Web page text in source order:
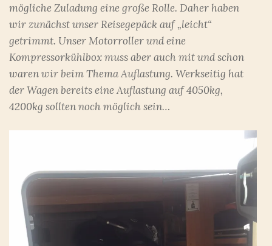
mögliche Zuladung eine große Rolle. Daher haben
wir zunächst unser Reisegepäck auf „leicht“
getrimmt. Unser Motorroller und eine
Kompressorkühlbox muss aber auch mit und schon
waren wir beim Thema Auflastung. Werkseitig hat
der Wagen bereits eine Auflastung auf 4050kg,
4200kg sollten noch möglich sein…